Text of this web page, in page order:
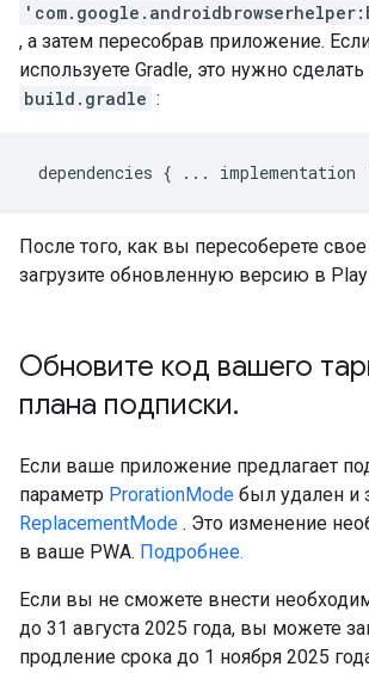
, а затем пересобрав приложение.
используете Gradle, это нужно
build.gradle :
dependencies { ... implementation
После того, как вы пересоберете
загрузите обновленную версию в Play
Обновите код вашего
плана подписки.
Если ваше приложение предлагает
параметр ProrationMode был удален и
ReplacementMode . Это изменение
в ваше PWA. Подробнее.
Если вы не сможете внести
до 31 августа 2025 года, вы можете
продление срока до 1 ноября 2025